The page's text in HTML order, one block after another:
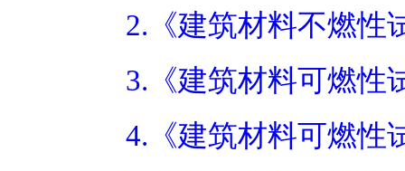
2.《建筑材料不燃性
3.《建筑材料可燃性
4.《建筑材料可燃性